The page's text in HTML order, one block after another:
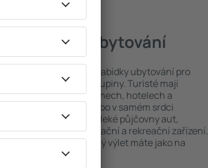
– nejlepší ubytování
vybrat ze široké nabídky ubytování pro
rodiny, seniory nebo skupiny. Turisté mají
v různých apartmánech, hotelech a
oblastech nebo v samém srdci
výhody patří i nedaleké půjčovny aut,
obchody, restaurační a rekreační zařízení.
pro nezapomenutelný výlet máte jako na